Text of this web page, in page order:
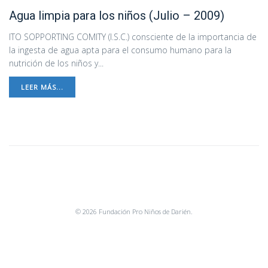
Agua limpia para los niños (Julio – 2009)
ITO SOPPORTING COMITY (I.S.C.) consciente de la importancia de
la ingesta de agua apta para el consumo humano para la
nutrición de los niños y...
LEER MÁS...
© 2026 Fundación Pro Niños de Darién.